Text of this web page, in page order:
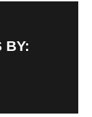
BY: